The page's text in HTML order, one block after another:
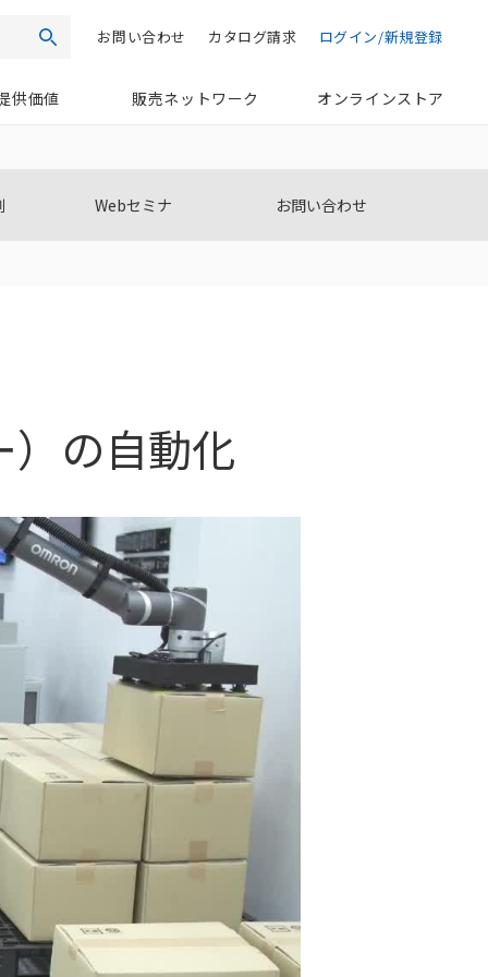
検索 ログイン/新規登録
カタログ請求
お問い合わせ
供価値 販売ネットワーク オンラインストア
Webセミナ お問い合わせ
の自動化